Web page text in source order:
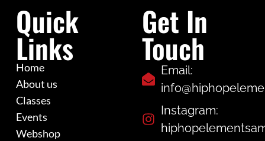
Quick
Links
Home
About us
Classes
Events
Webshop
Get In
Touch
Email:
Instagram: